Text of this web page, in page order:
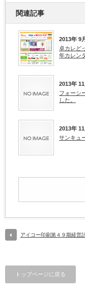
関連記事
2013年 9
卓カレど
年カレン
2013年
フォーシ
した。
2013年
サンキュ
アイコー印刷第４９期経営
トップページに戻る